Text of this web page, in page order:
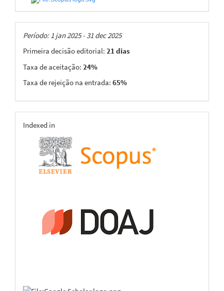
Taxas
Período: 1 jan 2025 - 31 dec 2025
Primeira decisão editorial: 21 dias
Taxa de aceitação: 24%
Taxa de rejeição na entrada: 65%
indexing
Indexed in